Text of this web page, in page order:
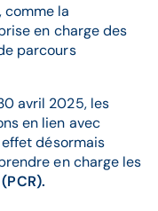
comme la
en charge des
parcours
avril 2025, les
en lien avec
effet désormais
en charge les